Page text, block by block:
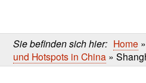
Sie befinden sich hier: Home
und Hotspots in China »